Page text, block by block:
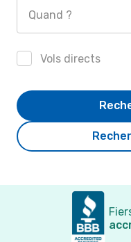
Quand ?
Vols directs